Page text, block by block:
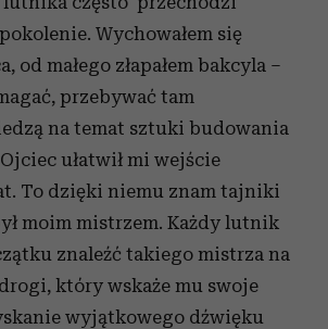
Wychowałem się
od małego złapałem bakcyla –
przebywać tam
na temat sztuki budowania
ułatwił mi wejście
To dzięki niemu znam tajniki
moim mistrzem. Każdy lutnik
znaleźć takiego mistrza na
który wskaże mu swoje
wyjątkowego dźwięku